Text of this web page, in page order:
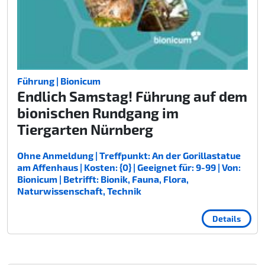
Führung | Bionicum
Endlich Samstag! Führung auf dem
bionischen Rundgang im
Tiergarten Nürnberg
Ohne Anmeldung | Treffpunkt: An der Gorillastatue
am Affenhaus | Kosten: {0} | Geeignet für: 9-99 | Von:
Bionicum | Betrifft: Bionik, Fauna, Flora,
Naturwissenschaft, Technik
Details